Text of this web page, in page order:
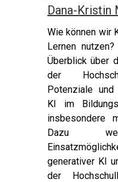
Dana-Kristin
Wie können wir
Lernen
Überblick über
der
Potenziale und
KI im
insbesondere
Dazu
generativer KI
der